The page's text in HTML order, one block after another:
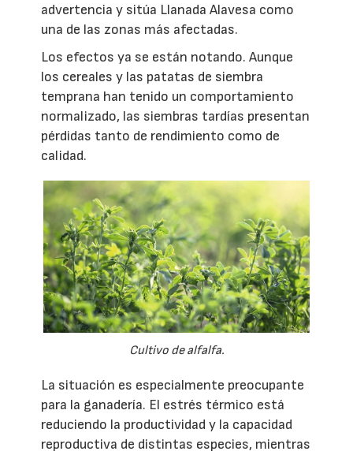
advertencia y sitúa Llanada Alavesa como
una de las zonas más afectadas.
Los efectos ya se están notando. Aunque
los cereales y las patatas de siembra
temprana han tenido un comportamiento
normalizado, las siembras tardías presentan
pérdidas tanto de rendimiento como de
calidad.
Cultivo de alfalfa.
La situación es especialmente preocupante
para la ganadería. El estrés térmico está
reduciendo la productividad y la capacidad
reproductiva de distintas especies, mientras